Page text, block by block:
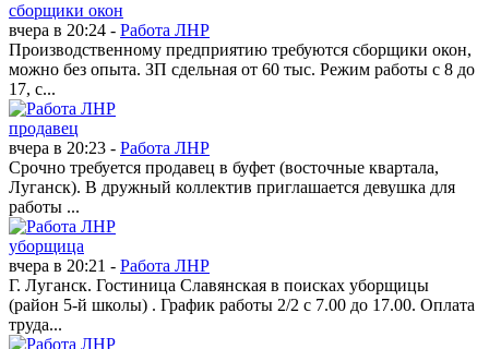
сборщики окон
вчера в 20:24 - Работа ЛНР
Производственному предприятию требуются сборщики окон,
можно без опыта. ЗП сдельная от 60 тыс. Режим работы с 8 до
17, с...
продавец
вчера в 20:23 - Работа ЛНР
Срочно требуется продавец в буфет (восточные квартала,
Луганск). В дружный коллектив приглашается девушка для
работы ...
уборщица
вчера в 20:21 - Работа ЛНР
Г. Луганск. Гостиница Славянская в поисках уборщицы
(район 5-й школы) . График работы 2/2 с 7.00 до 17.00. Оплата
труда...